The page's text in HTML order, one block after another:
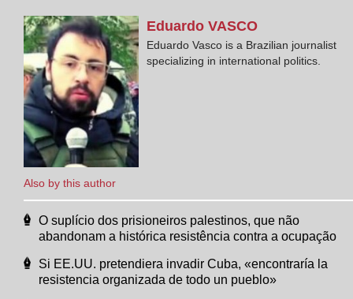
Also by this author
EduardoVASCO
Eduardo Vasco is a Brazilian journalist
specializing in international politics.
O suplício dos prisioneiros palestinos, que não
abandonam a histórica resistência contra a ocupação
Si EE.UU. pretendiera invadir Cuba, «encontraría la
resistencia organizada de todo un pueblo»